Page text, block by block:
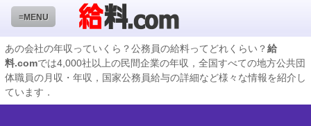
≡MENU
企業検索
年収ランキング
あの会社の年収っていくら？公務員の給料ってどれくらい？給
料.comでは4,000社以上の民間企業の年収，全国すべての地方公共団
体職員の月収・年収，国家公務員給与の詳細など様々な情報を紹介し
ています．